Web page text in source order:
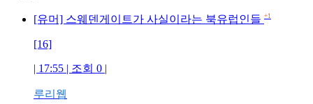
[유머] 스웨덴게이트가 사실이라는 북유럽인들 +1
[16]
| 17:55 | 조회 0 |
루리웹